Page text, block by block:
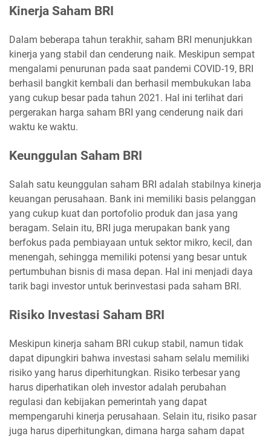
Kinerja Saham BRI
Dalam beberapa tahun terakhir, saham BRI menunjukkan
kinerja yang stabil dan cenderung naik. Meskipun sempat
mengalami penurunan pada saat pandemi COVID-19, BRI
berhasil bangkit kembali dan berhasil membukukan laba
yang cukup besar pada tahun 2021. Hal ini terlihat dari
pergerakan harga saham BRI yang cenderung naik dari
waktu ke waktu.
Keunggulan Saham BRI
Salah satu keunggulan saham BRI adalah stabilnya kinerja
keuangan perusahaan. Bank ini memiliki basis pelanggan
yang cukup kuat dan portofolio produk dan jasa yang
beragam. Selain itu, BRI juga merupakan bank yang
berfokus pada pembiayaan untuk sektor mikro, kecil, dan
menengah, sehingga memiliki potensi yang besar untuk
pertumbuhan bisnis di masa depan. Hal ini menjadi daya
tarik bagi investor untuk berinvestasi pada saham BRI.
Risiko Investasi Saham BRI
Meskipun kinerja saham BRI cukup stabil, namun tidak
dapat dipungkiri bahwa investasi saham selalu memiliki
risiko yang harus diperhitungkan. Risiko terbesar yang
harus diperhatikan oleh investor adalah perubahan
regulasi dan kebijakan pemerintah yang dapat
mempengaruhi kinerja perusahaan. Selain itu, risiko pasar
juga harus diperhitungkan, dimana harga saham dapat